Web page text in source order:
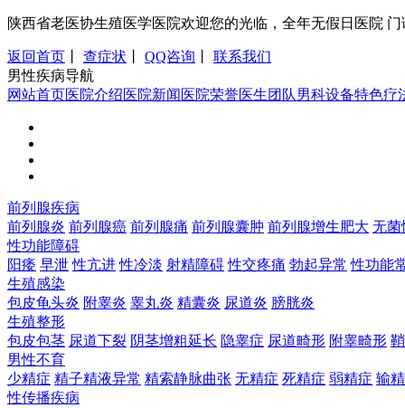
陕西省老医协生殖医学医院欢迎您的光临，全年无假日医院 门
返回首页 查症状 QQ咨询
联系我们
男性疾病导航
网站首页医院介绍医院新闻 医院荣誉医生团队男科设备特色疗
前列腺疾病
前列腺炎 前列腺癌 前列腺痛 前列腺囊肿 前列腺增生肥大 无菌
性功能障碍
阳痿 早泄 性亢进 性冷淡 射精障碍 性交疼痛 勃起异常 性功能
生殖感染
包皮龟头炎 附睾炎 睾丸炎 精囊炎 尿道炎 膀胱炎
生殖整形
包皮包茎 尿道下裂 阴茎增粗延长 隐睾症 尿道畸形 附睾畸形
男性不育
少精症 精子精液异常 精索静脉曲张 无精症 死精症 弱精症 输
性传播疾病